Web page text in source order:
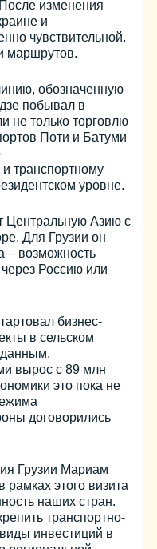
изменения
и
чувствительной.
маршрутов.
обозначенную
побывал в
не только торговлю
Поти и Батуми
транспортному
уровне.
Центральную Азию с
Для Грузии он
– возможность
Россию или
бизнес-
в сельском
данным,
вырос с 89 млн
это пока не
договорились
Грузии Мариам
этого визита
наших стран.
транспортно-
инвестиций в